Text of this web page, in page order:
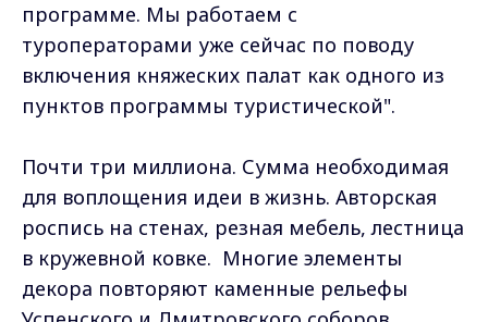
программе. Мы работаем с
туроператорами уже сейчас по поводу
включения княжеских палат как одного из
пунктов программы туристической".
Почти три миллиона. Сумма необходимая
для воплощения идеи в жизнь. Авторская
роспись на стенах, резная мебель, лестница
в кружевной ковке. Многие элементы
декора повторяют каменные рельефы